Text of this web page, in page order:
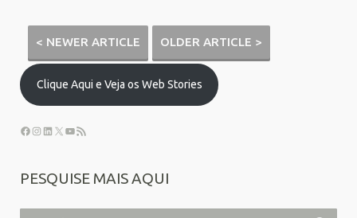
< NEWER ARTICLE OLDER ARTICLE >
Clique Aqui e Veja os Web Stories
PESQUISE MAIS AQUI